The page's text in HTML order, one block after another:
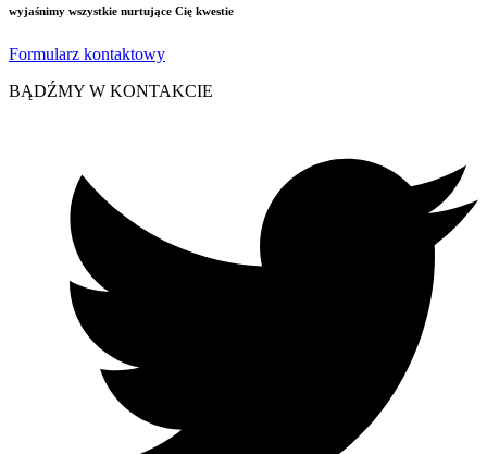
wyjaśnimy wszystkie nurtujące Cię kwestie
Formularz kontaktowy
BĄDŹMY W KONTAKCIE